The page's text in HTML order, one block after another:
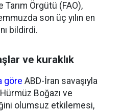
Örgütü (FAO),
son üç yılın en
bildirdi.
ve kuraklık
göre ABD-İran savaşıyla
Boğazı ve
olumsuz etkilemesi,